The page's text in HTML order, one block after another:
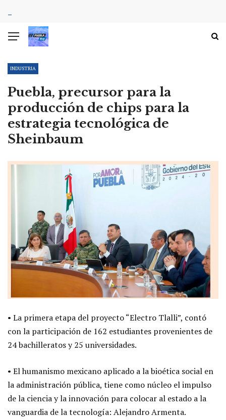
INDUSTRIA
Puebla, precursor para la
producción de chips para la
estrategia tecnológica de
Sheinbaum
• La primera etapa del proyecto “Electro Tlalli”, contó
con la participación de 162 estudiantes provenientes de
24 bachilleratos y 25 universidades.
• El humanismo mexicano aplicado a la bioética social en
la administración pública, tiene como núcleo el impulso
de la ciencia y la innovación para colocar al estado a la
vanguardia de la tecnología: Alejandro Armenta.